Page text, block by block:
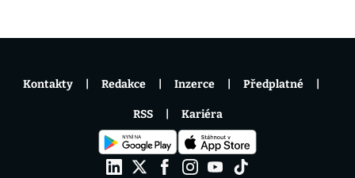
Kontakty Redakce Inzerce Předplatné
RSS Kariéra